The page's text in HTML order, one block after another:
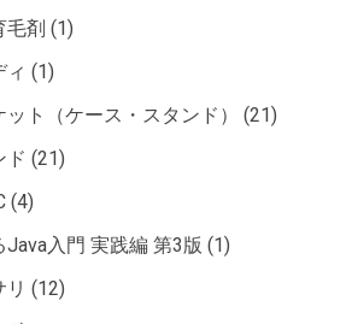
毛剤 (1)
ィ (1)
ト（ケース・スタンド）
(21)
ド (21)
(4)
入門 実践編 第3版 (1)
(12)